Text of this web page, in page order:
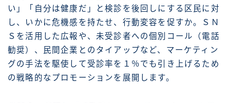
い」「自分は健康だ」と検診を後回しにする区民に対
し、いかに危機感を持たせ、行動変容を促すか。ＳＮ
Ｓを活用した広報や、未受診者への個別コール（電話
勧奨）、民間企業とのタイアップなど、マーケティン
グの手法を駆使して受診率を１％でも引き上げるため
の戦略的なプロモーションを展開します。